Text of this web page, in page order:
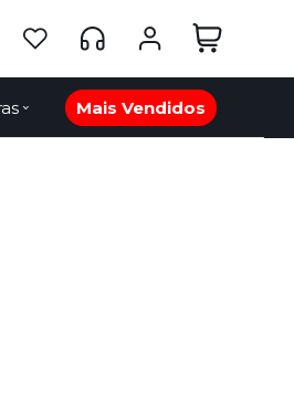
Mais Vendidos